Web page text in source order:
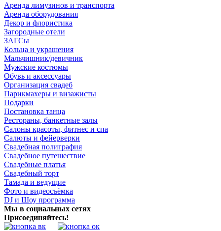
Аренда лимузинов и транспорта
Аренда оборудования
Декор и флористика
Загородные отели
ЗАГСы
Кольца и украшения
Мальчишник/девичник
Мужские костюмы
Обувь и аксессуары
Организация свадеб
Парикмахеры и визажисты
Подарки
Постановка танца
Рестораны, банкетные залы
Салоны красоты, фитнес и спа
Салюты и фейерверки
Свадебная полиграфия
Свадебное путешествие
Свадебные платья
Свадебный торт
Тамада и ведущие
Фото и видеосъёмка
DJ и Шоу программа
Мы в социальных сетях
Присоединяйтесь!